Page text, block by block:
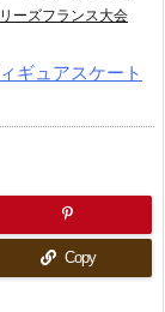
ーズフランス大会
ギュアスケート
Copy